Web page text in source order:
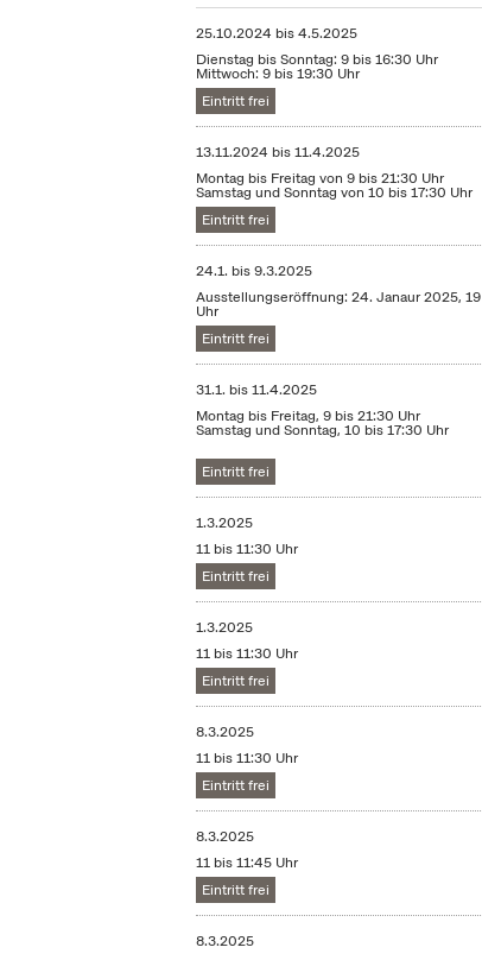
25.10.2024 bis4.5.2025
Dienstag bis Sonntag: 9 bis 16:30 Uhr
Mittwoch: 9 bis 19:30 Uhr
Eintritt frei
13.11.2024 bis11.4.2025
Montag bis Freitag von 9 bis 21:30 Uhr
Samstag und Sonntag von 10 bis 17:30 Uhr
Eintritt frei
24.1. bis9.3.2025
Ausstellungseröffnung: 24. Janaur 2025, 19
Uhr
Eintritt frei
31.1. bis11.4.2025
Montag bis Freitag, 9 bis 21:30 Uhr
Samstag und Sonntag, 10 bis 17:30 Uhr
Eintritt frei
1.3.2025
11 bis 11:30 Uhr
Eintritt frei
1.3.2025
11 bis 11:30 Uhr
Eintritt frei
8.3.2025
11 bis 11:30 Uhr
Eintritt frei
8.3.2025
11 bis 11:45 Uhr
Eintritt frei
8.3.2025